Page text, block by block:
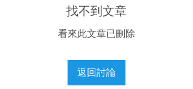
找不到文章
看來此文章已刪除
返回討論